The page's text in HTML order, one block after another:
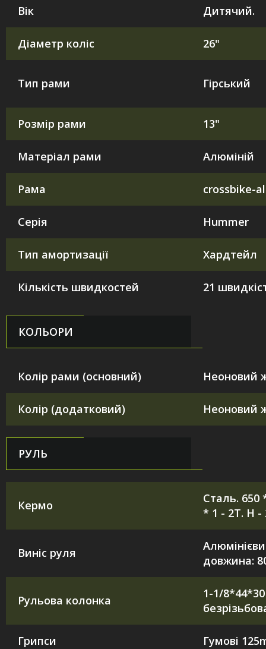
Вік Дитячий.
Діаметр коліс 26"
Тип рами Гірський
Розмір рами 13"
Матеріал рами Алюміній
Рама crossbike-
Серія Hummer
Тип амортизації Хардтейл
Кількість швидкостей 21
КОЛЬОРИ
Колір рами (основний) Неоновий
Колір (додатковий) Неоновий
РУЛЬ
Кермо
Сталь. 650
* 1 - 2T. H -
Виніс руля
довжина:
Рульова колонка
1-1/
Грипси Гумові